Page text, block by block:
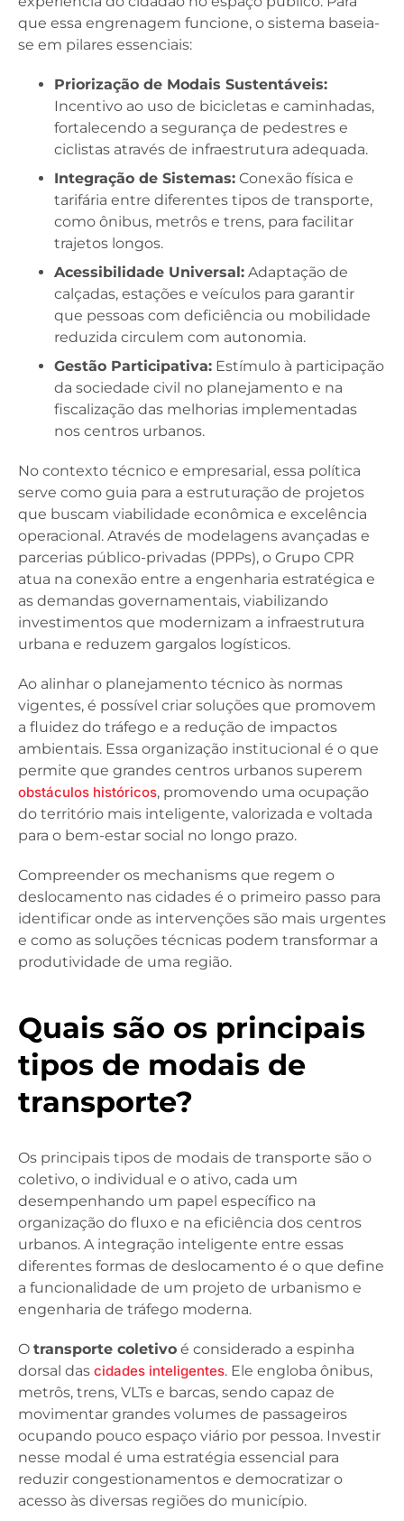
que essa engrenagem funcione, o sistema baseia-
se em pilares essenciais:
Priorização de Modais Sustentáveis:
Incentivo ao uso de bicicletas e caminhadas,
fortalecendo a segurança de pedestres e
ciclistas através de infraestrutura adequada.
Integração de Sistemas: Conexão física e
tarifária entre diferentes tipos de transporte,
como ônibus, metrôs e trens, para facilitar
trajetos longos.
Acessibilidade Universal: Adaptação de
calçadas, estações e veículos para garantir
que pessoas com deficiência ou mobilidade
reduzida circulem com autonomia.
Gestão Participativa: Estímulo à participação
da sociedade civil no planejamento e na
fiscalização das melhorias implementadas
nos centros urbanos.
No contexto técnico e empresarial, essa política
serve como guia para a estruturação de projetos
que buscam viabilidade econômica e excelência
operacional. Através de modelagens avançadas e
parcerias público-privadas (PPPs), o Grupo CPR
atua na conexão entre a engenharia estratégica e
as demandas governamentais, viabilizando
investimentos que modernizam a infraestrutura
urbana e reduzem gargalos logísticos.
Ao alinhar o planejamento técnico às normas
vigentes, é possível criar soluções que promovem
a fluidez do tráfego e a redução de impactos
ambientais. Essa organização institucional é o que
permite que grandes centros urbanos superem
obstáculos históricos, promovendo uma ocupação
do território mais inteligente, valorizada e voltada
para o bem-estar social no longo prazo.
Compreender os mechanisms que regem o
deslocamento nas cidades é o primeiro passo para
identificar onde as intervenções são mais urgentes
e como as soluções técnicas podem transformar a
produtividade de uma região.
Quais são os principais
tipos de modais de
transporte?
Os principais tipos de modais de transporte são o
coletivo, o individual e o ativo, cada um
desempenhando um papel específico na
organização do fluxo e na eficiência dos centros
urbanos. A integração inteligente entre essas
diferentes formas de deslocamento é o que define
a funcionalidade de um projeto de urbanismo e
engenharia de tráfego moderna.
O transporte coletivo é considerado a espinha
dorsal das cidades inteligentes. Ele engloba ônibus,
metrôs, trens, VLTs e barcas, sendo capaz de
movimentar grandes volumes de passageiros
ocupando pouco espaço viário por pessoa. Investir
nesse modal é uma estratégia essencial para
reduzir congestionamentos e democratizar o
acesso às diversas regiões do município.